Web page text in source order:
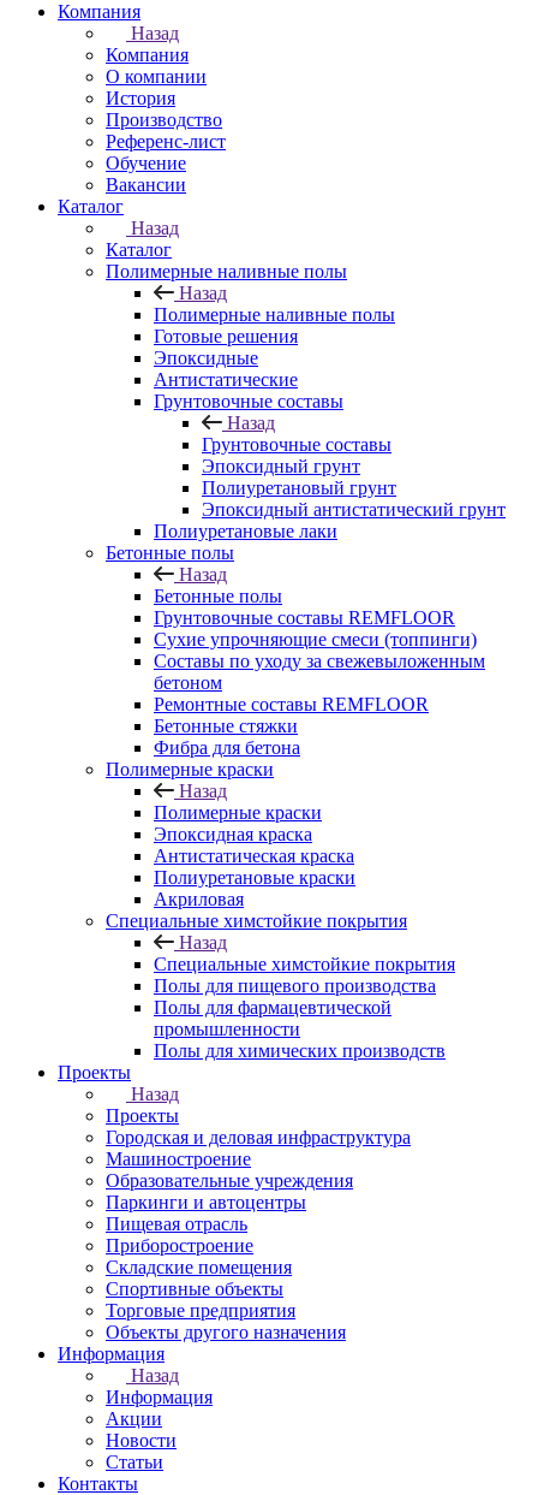
Компания
Назад
Компания
О компании
История
Производство
Референс-лист
Обучение
Вакансии
Каталог
Назад
Каталог
Полимерные наливные полы
Назад
Полимерные наливные полы
Готовые решения
Эпоксидные
Антистатические
Грунтовочные составы
Назад
Грунтовочные составы
Эпоксидный грунт
Полиуретановый грунт
Эпоксидный антистатический грунт
Полиуретановые лаки
Бетонные полы
Назад
Бетонные полы
Грунтовочные составы REMFLOOR
Сухие упрочняющие смеси (топпинги)
Составы по уходу за свежевыложенным
бетоном
Ремонтные составы REMFLOOR
Бетонные стяжки
Фибра для бетона
Полимерные краски
Назад
Полимерные краски
Эпоксидная краска
Антистатическая краска
Полиуретановые краски
Акриловая
Специальные химстойкие покрытия
Назад
Специальные химстойкие покрытия
Полы для пищевого производства
Полы для фармацевтической
промышленности
Полы для химических производств
Проекты
Назад
Проекты
Городская и деловая инфраструктура
Машиностроение
Образовательные учреждения
Паркинги и автоцентры
Пищевая отрасль
Приборостроение
Складские помещения
Спортивные объекты
Торговые предприятия
Объекты другого назначения
Информация
Назад
Информация
Акции
Новости
Статьи
Контакты